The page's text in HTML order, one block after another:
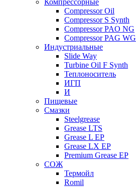
Компрессорные
Compressor Oil
Compressor S Synth
Compressor PAO NG
Compressor PAG WG
Индустриальные
Slide Way
Turbine Oil F Synth
Теплоноситель
ИГП
И
Пищевые
Смазки
Steelgrease
Grease LTS
Grease L EP
Grease LX EP
Premium Grease EP
СОЖ
Термойл
Romil